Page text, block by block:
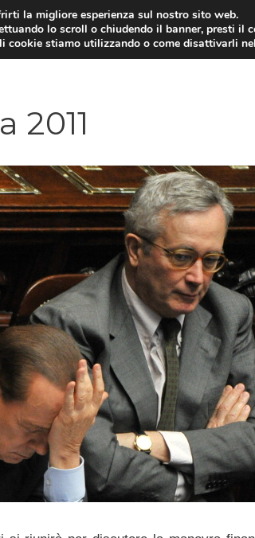
AMMINISTRAZIONE
2011
la migliore esperienza sul nostro sito web.
lo scroll o chiudendo il banner, presti il
cookie stiamo utilizzando o come disattivarli